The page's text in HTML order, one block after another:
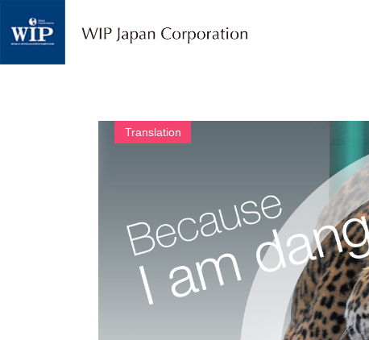
P
訳
・
海
外
調
査
Translation